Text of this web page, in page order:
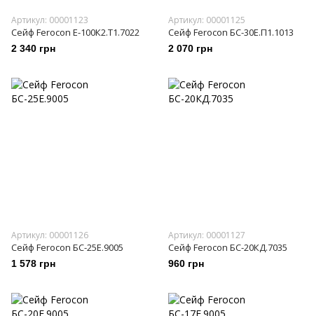
Артикул: 00001123
Сейф Ferocon Е-100К2.Т1.7022
2 340 грн
Артикул: 00001125
Сейф Ferocon БС-30Е.П1.1013
2 070 грн
Артикул: 00001126
Сейф Ferocon БС-25Е.9005
1 578 грн
Артикул: 00001127
Сейф Ferocon БС-20КД.7035
960 грн